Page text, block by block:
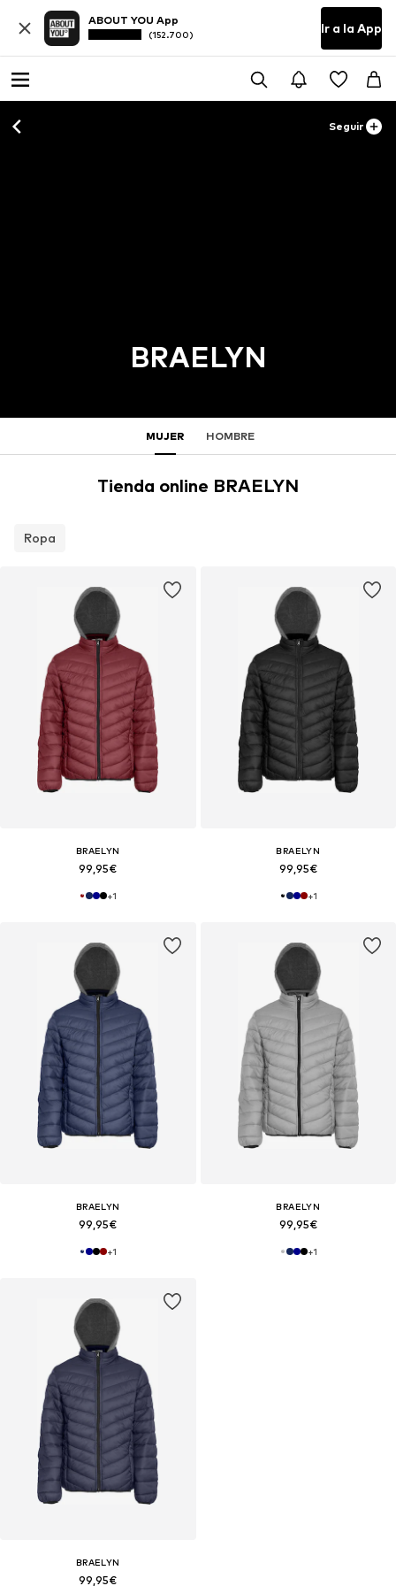
ABOUT YOU App
(152.700) Ir a la App
Seguir
BRAELYN
MUJER HOMBRE
Tienda online BRAELYN
Ropa
BRAELYN
99,95€
+1
BRAELYN
99,95€
+1
BRAELYN
99,95€
+1
BRAELYN
99,95€
+1
BRAELYN
99,95€